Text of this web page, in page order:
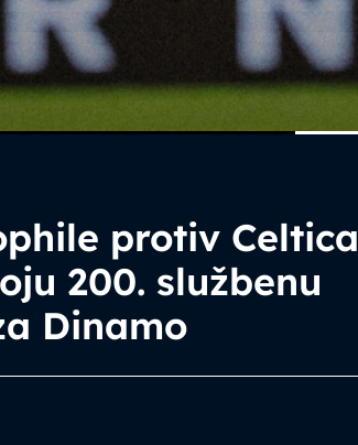
protiv Celtica
200. službenu
Dinamo